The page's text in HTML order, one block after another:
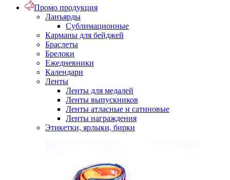
Промо продукция
Ланъярды
Сублимационные
Карманы для бейджей
Браслеты
Брелоки
Ежедневники
Календари
Ленты
Ленты для медалей
Ленты выпускников
Ленты атласные и сатиновые
Ленты награждения
Этикетки, ярлыки, бирки